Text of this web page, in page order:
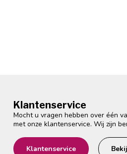
Klantenservice
Mocht u vragen hebben over één
met onze klantenservice. Wij zijn
Klantenservice